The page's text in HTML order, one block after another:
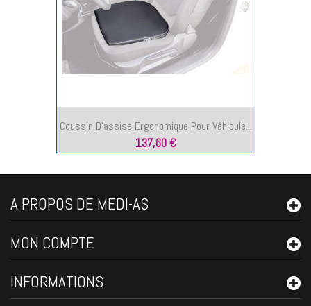
Coussin D’assise Ergonomique Pour Véhicule...
137,60 €
A PROPOS DE MEDI-AS
MON COMPTE
INFORMATIONS